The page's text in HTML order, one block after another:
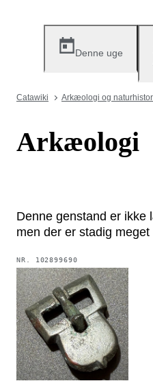
Denne uge
Catawiki Arkæologi og
Arkæologi
Denne genstand er
men der er stadig
NR. 102899690